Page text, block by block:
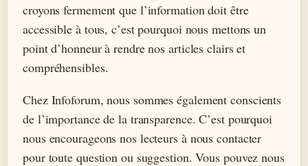
croyons fermement que l’information doit être
accessible à tous, c’est pourquoi nous mettons un
point d’honneur à rendre nos articles clairs et
compréhensibles.
Chez Infoforum, nous sommes également conscients
de l’importance de la transparence. C’est pourquoi
nous encourageons nos lecteurs à nous contacter
pour toute question ou suggestion. Vous pouvez nous